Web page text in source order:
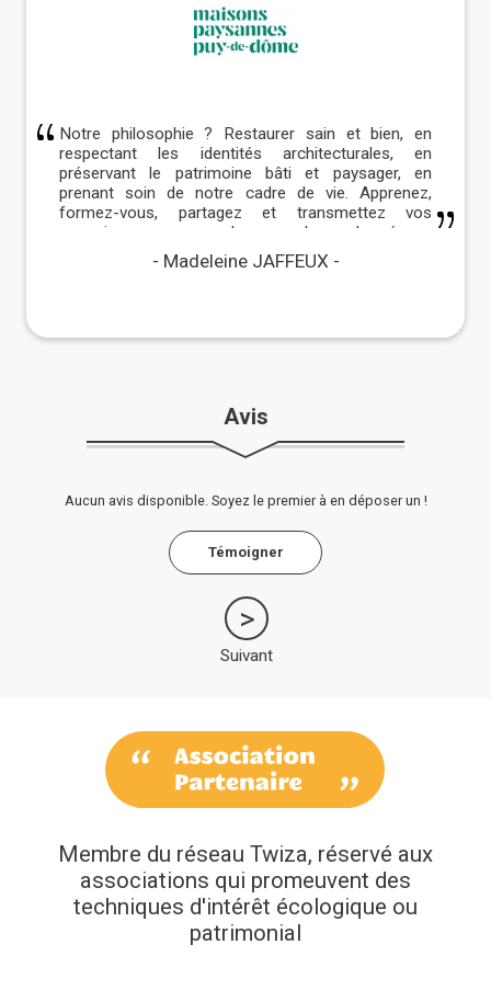
Notre philosophie ? Restaurer sain et bien, en
respectant les identités architecturales, en
préservant le patrimoine bâti et paysager, en
prenant soin de notre cadre de vie. Apprenez,
formez-vous, partagez et transmettez vos
connaissances avec les membres du réseau
Maisons Paysannes !Madeleine JAFFEUX
Avis
Aucun avis disponible. Soyez le premier à en déposer un !
Témoigner
Suivant
Membre du réseau Twiza, réservé aux
associations qui promeuvent des
techniques d'intérêt écologique ou
patrimonial